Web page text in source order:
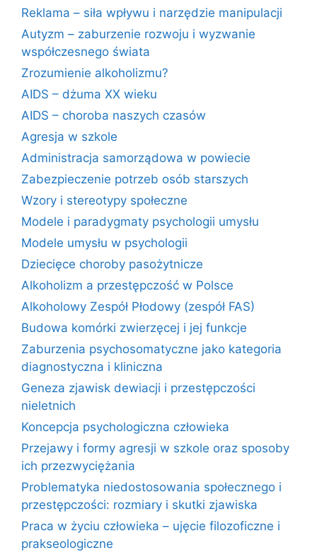
Reklama – siła wpływu i narzędzie manipulacji
Autyzm – zaburzenie rozwoju i wyzwanie
współczesnego świata
Zrozumienie alkoholizmu?
AIDS – dżuma XX wieku
AIDS – choroba naszych czasów
Agresja w szkole
Administracja samorządowa w powiecie
Zabezpieczenie potrzeb osób starszych
Wzory i stereotypy społeczne
Modele i paradygmaty psychologii umysłu
Modele umysłu w psychologii
Dziecięce choroby pasożytnicze
Alkoholizm a przestępczość w Polsce
Alkoholowy Zespół Płodowy (zespół FAS)
Budowa komórki zwierzęcej i jej funkcje
Zaburzenia psychosomatyczne jako kategoria
diagnostyczna i kliniczna
Geneza zjawisk dewiacji i przestępczości
nieletnich
Koncepcja psychologiczna człowieka
Przejawy i formy agresji w szkole oraz sposoby
ich przezwyciężania
Problematyka niedostosowania społecznego i
przestępczości: rozmiary i skutki zjawiska
Praca w życiu człowieka – ujęcie filozoficzne i
prakseologiczne